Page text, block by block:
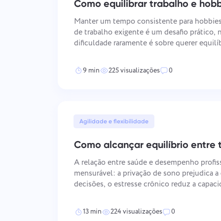
Como equilibrar trabalho e
Manter um tempo consistente para
de trabalho exigente é um desafio prático,
dificuldade raramente é sobre querer
gerenciamento de tempo, priorização, mu
9 min 225 visualizações 0
Agilidade e flexibilidade
Como alcançar equilíbrio entre
A relação entre saúde e desempenho
mensurável: a privação de sono prejudica
decisões, o estresse crônico reduz a
padrões de energia que comprometem a
13 min 224 visualizações 0